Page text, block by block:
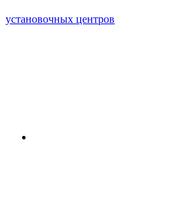
установочных центров